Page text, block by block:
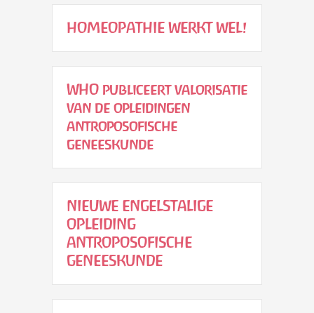
HOMEOPATHIE WERKT WEL!
WHO publiceert valorisatie
van de opleidingen
antroposofische
geneeskunde
NIEUWE ENGELSTALIGE
OPLEIDING
ANTROPOSOFISCHE
GENEESKUNDE